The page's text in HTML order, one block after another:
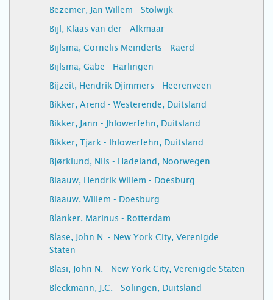
Bezemer, Jan Willem - Stolwijk
Bijl, Klaas van der - Alkmaar
Bijlsma, Cornelis Meinderts - Raerd
Bijlsma, Gabe - Harlingen
Bijzeit, Hendrik Djimmers - Heerenveen
Bikker, Arend - Westerende, Duitsland
Bikker, Jann - Jhlowerfehn, Duitsland
Bikker, Tjark - Ihlowerfehn, Duitsland
Bjørklund, Nils - Hadeland, Noorwegen
Blaauw, Hendrik Willem - Doesburg
Blaauw, Willem - Doesburg
Blanker, Marinus - Rotterdam
Blase, John N. - New York City, Verenigde
Staten
Blasi, John N. - New York City, Verenigde Staten
Bleckmann, J.C. - Solingen, Duitsland